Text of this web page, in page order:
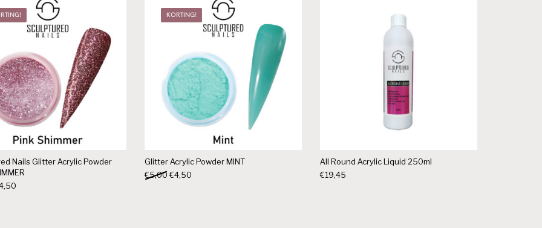
Nails Glitter Acrylic Powder
prijs was: €5,00.
KORTING!
Glitter Acrylic Powder MINT
€5,00Oorspronkelijke prijs was: €5,00.
€4,50
All Round Acrylic Liquid 250ml
€19,45